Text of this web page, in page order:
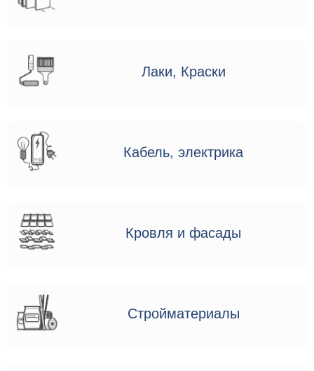
Лаки, Краски
Кабель, электрика
Кровля и фасады
Стройматериалы